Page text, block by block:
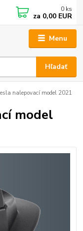
Menu
Hľadať
0 ks
za 0,00 EUR
nalepovací model 2021
model